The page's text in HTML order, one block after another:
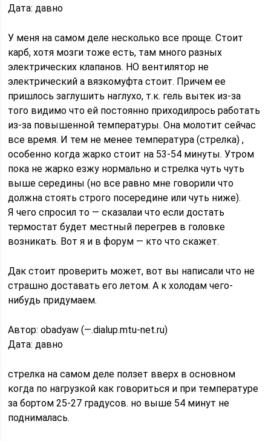
Дата: давно
У меня на самом деле несколько все проще. Стоит
карб, хотя мозги тоже есть, там много разных
электрических клапанов. НО вентилятор не
электрический а вязкомуфта стоит. Причем ее
пришлось заглушить наглухо, т.к. гель вытек из-за
того видимо что ей постоянно приходилрось работать
из-за повышенной температуры. Она молотит сейчас
все время. И тем не менее температура (стрелка) ,
особенно когда жарко стоит на 53-54 минуты. Утром
пока не жарко езжу нормально и стрелка чуть чуть
выше середины (но все равно мне говорили что
должна стоять строго посередине или чуть ниже).
Я чего спросил то — сказалаи что если достать
термостат будет местный перегрев в головке
возникать. Вот я и в форум — кто что скажет.
Дак стоит проверить может, вот вы написали что не
страшно доставать его летом. А к холодам чего-
нибудь придумаем.
Автор: obadyaw (—.dialup.mtu-net.ru)
Дата: давно
стрелка на самом деле ползет вверх в основном
когда по нагрузкой как говориться и при температуре
за бортом 25-27 градусов. но выше 54 минут не
поднималась.